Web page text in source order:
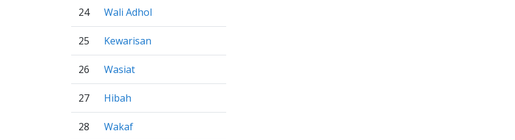
24 Wali Adhol
25 Kewarisan
26 Wasiat
27 Hibah
28 Wakaf